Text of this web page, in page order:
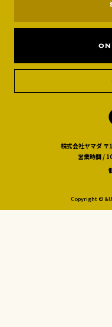
株式会社ヤマダ
営業時間 /
Copyright ©